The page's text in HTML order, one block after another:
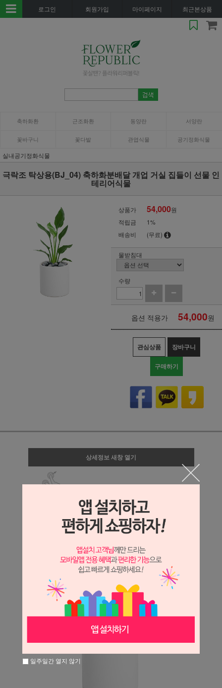
로그인 회원가입 마이페이지 최근본상품
축하화환 근조화환 동양란 서양란
꽃바구니 꽃다발 관엽식물 공기정화식물
실내공기정화식물
극락조 탁상용(BJ_04) 축하화분배달 개업 거실 집들이 선물 인
테리어식물
상품가 54,000원
적립금
1%
배송비
(무료)
물받침대
수량
옵션 적용가 54,000원
관심상품 장바구니
구매하기
상세정보 새창 열기
상세 정보를 확대해 보실 수 있습니다.
일주일간 열지 않기